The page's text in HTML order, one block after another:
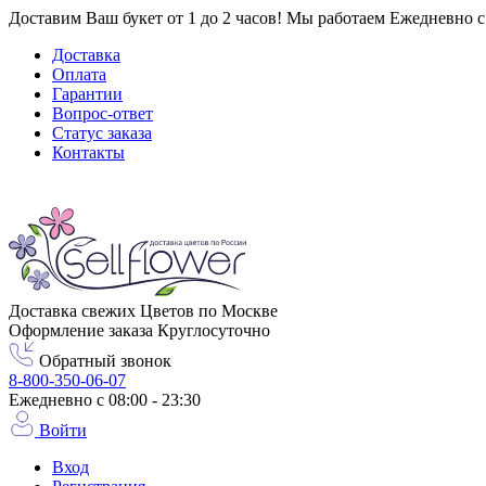
Доставим Ваш букет от 1 до 2 часов! Мы работаем Ежедневно
Доставка
Оплата
Гарантии
Вопрос-ответ
Статус заказа
Контакты
Доставка свежих Цветов по Москве
Оформление заказа Круглосуточно
Обратный звонок
8-800-350-06-07
Ежедневно с 08:00 - 23:30
Войти
Вход